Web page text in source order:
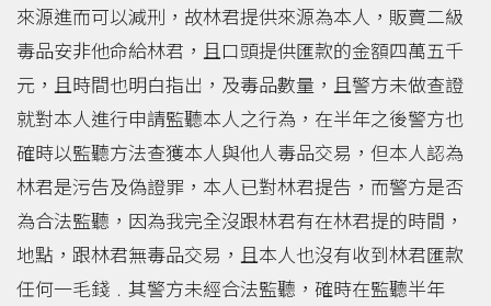
來源進而可以減刑，故林君提供來源為本人，販賣二級
毒品安非他命給林君，且口頭提供匯款的金額四萬五千
元，且時間也明白指出，及毒品數量，且警方未做查證
就對本人進行申請監聽本人之行為，在半年之後警方也
確時以監聽方法查獲本人與他人毒品交易，但本人認為
林君是污告及偽證罪，本人已對林君提告，而警方是否
為合法監聽，因為我完全沒跟林君有在林君提的時間，
地點，跟林君無毒品交易，且本人也沒有收到林君匯款
任何一毛錢﹒其警方未經合法監聽，確時在監聽半年